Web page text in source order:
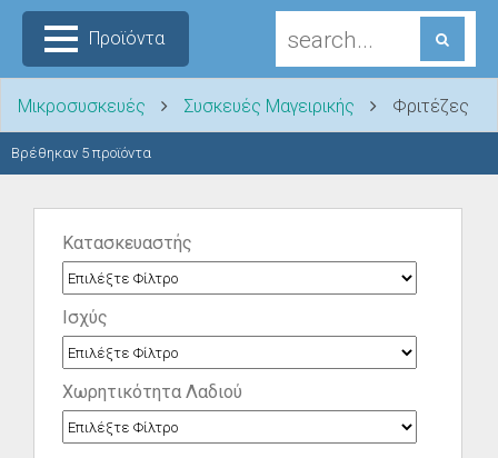
Προϊόντα
Μικροσυσκευές Συσκευές Μαγειρικής Φριτέζες
Βρέθηκαν 5 προϊόντα
Κατασκευαστής
Ισχύς
Χωρητικότητα Λαδιού